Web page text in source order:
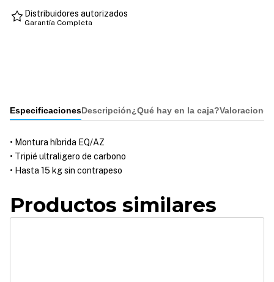
Distribuidores autorizados
Garantía Completa
EspecificacionesDescripción¿Qué hay en la caja?
• Montura híbrida EQ/AZ
• Tripié ultraligero de carbono
• Hasta 15 kg sin contrapeso
Productos similares